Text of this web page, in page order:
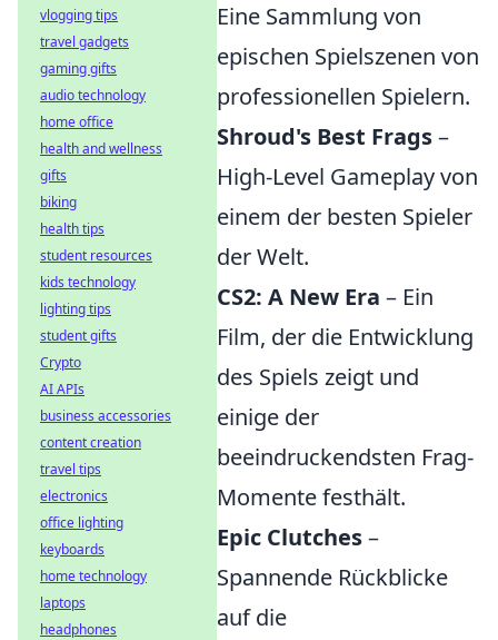
Eine Sammlung von
epischen Spielszenen von
professionellen Spielern.
Shroud's Best Frags–
High-Level Gameplay von
einem der besten Spieler
der Welt.
CS2: A New Era – Ein
Film, der die Entwicklung
des Spiels zeigt und
einige der
beeindruckendsten Frag-
Momente festhält.
Epic Clutches–
Spannende Rückblicke
auf die
vlogging tips
travel gadgets
gaming gifts
audio technology
home office
health and wellness
gifts
biking
health tips
student resources
kids technology
lighting tips
student gifts
Crypto
AI APIs
business accessories
content creation
travel tips
electronics
office lighting
keyboards
home technology
laptops
headphones